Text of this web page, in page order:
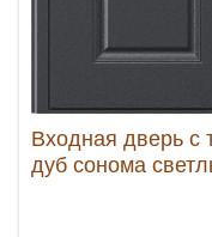
Входная дверь с
дуб сонома